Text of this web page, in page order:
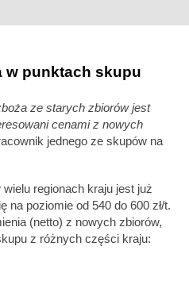
w punktach skupu
ze starych zbiorów jest
cenami z nowych
jednego ze skupów na
regionach kraju jest już
na poziomie od 540 do 600 zł/t.
(netto) z nowych zbiorów,
z różnych części kraju: